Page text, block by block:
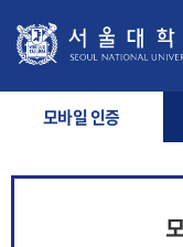
모바일 인증